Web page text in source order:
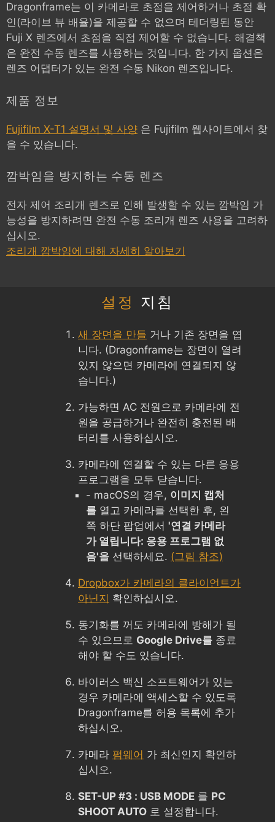
Dragonframe는 이 카메라로 초점을 제어하거나 초점 확
인(라이브 뷰 배율)을 제공할 수 없으며 테더링된 동안
Fuji X 렌즈에서 초점을 직접 제어할 수 없습니다. 해결책
은 완전 수동 렌즈를 사용하는 것입니다. 한 가지 옵션은
렌즈 어댑터가 있는 완전 수동 Nikon 렌즈입니다.
제품 정보
Fujifilm X-T1 설명서 및 사양 은 Fujifilm 웹사이트에서 찾
을 수 있습니다.
깜박임을 방지하는 수동 렌즈
전자 제어 조리개 렌즈로 인해 발생할 수 있는 깜박임 가
능성을 방지하려면 완전 수동 조리개 렌즈 사용을 고려하
십시오.
조리개 깜박임에 대해 자세히 알아보기
설정 지침
새 장면을 만들 거나 기존 장면을 엽
니다. (Dragonframe는 장면이 열려
있지 않으면 카메라에 연결되지 않
습니다.)
가능하면 AC 전원으로 카메라에 전
원을 공급하거나 완전히 충전된 배
터리를 사용하십시오.
카메라에 연결할 수 있는 다른 응용
프로그램을 모두 닫습니다.
- macOS의 경우, 이미지 캡처
를 열고 카메라를 선택한 후, 왼
쪽 하단 팝업에서 '연결 카메라
가 열립니다: 응용 프로그램 없
음'을 선택하세요. (그림 참조)
Dropbox가 카메라의 클라이언트가
아닌지 확인하십시오.
동기화를 꺼도 카메라에 방해가 될
수 있으므로 Google Drive를 종료
해야 할 수도 있습니다.
바이러스 백신 소프트웨어가 있는
경우 카메라에 액세스할 수 있도록
Dragonframe를 허용 목록에 추가
하십시오.
카메라 펌웨어 가 최신인지 확인하
십시오.
SET-UP #3 : USB MODE 를 PC
SHOOT AUTO 로 설정합니다.